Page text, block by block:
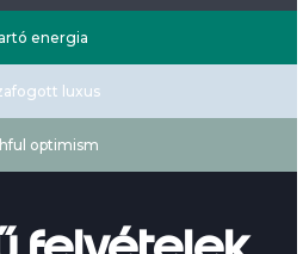
energia
luxus
optimism